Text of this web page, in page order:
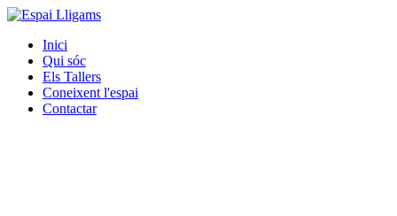
Inici
Qui sóc
Els Tallers
Coneixent l'espai
Contactar